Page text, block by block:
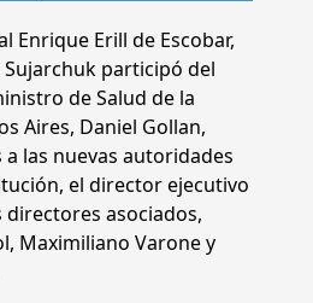
Enrique Erill de Escobar,
participó del
de Salud de la
Aires, Daniel Gollan,
las nuevas autoridades
el director ejecutivo
directores asociados,
Maximiliano Varone y